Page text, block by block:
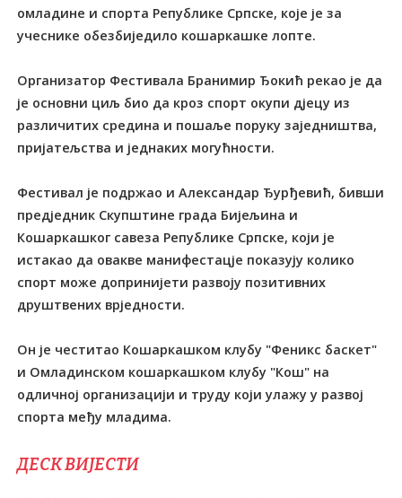
омладине и спорта Републике Српске, које је за
учеснике обезбиједило кошаркашке лопте.
Организатор Фестивала Бранимир Ђокић рекао је да
је основни циљ био да кроз спорт окупи дјецу из
различитих средина и пошаље поруку заједништва,
пријатељства и једнаких могућности.
Фестивал је подржао и Александар Ђурђевић, бивши
предједник Скупштине града Бијељина и
Кошаркашког савеза Републике Српске, који је
истакао да овакве манифестацје показују колико
спорт може допринијети развоју позитивних
друштвених врједности.
Он је честитао Кошаркашком клубу "Феникс баскет"
и Омладинском кошаркашком клубу "Кош" на
одличној организацији и труду који улажу у развој
спорта међу младима.
ДЕСК ВИЈЕСТИ